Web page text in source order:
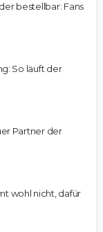
bestellbar: Fans
So läuft der
Partner der
wohl nicht, dafür